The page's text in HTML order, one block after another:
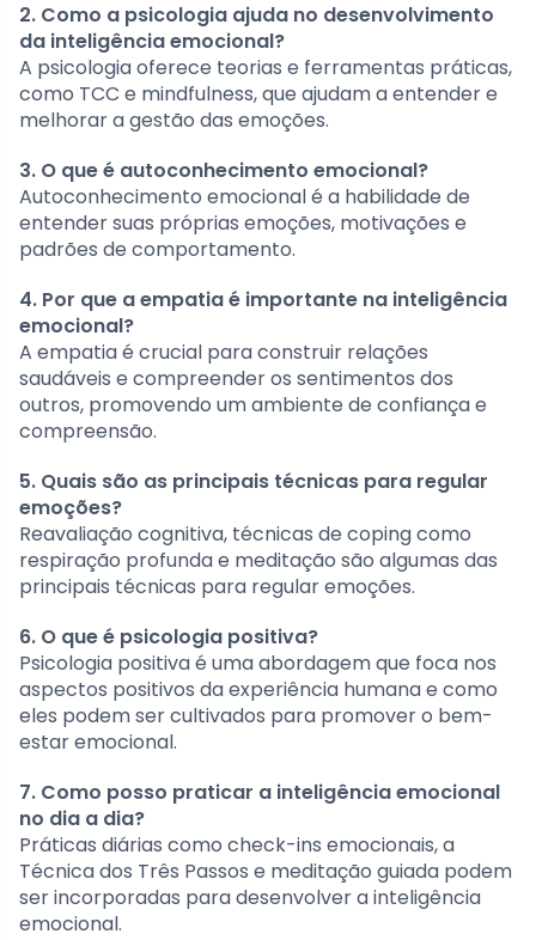
2. Como a psicologia ajuda no desenvolvimento
da inteligência emocional?
A psicologia oferece teorias e ferramentas práticas,
como TCC e mindfulness, que ajudam a entender e
melhorar a gestão das emoções.
3. O que é autoconhecimento emocional?
Autoconhecimento emocional é a habilidade de
entender suas próprias emoções, motivações e
padrões de comportamento.
4. Por que a empatia é importante na inteligência
emocional?
A empatia é crucial para construir relações
saudáveis e compreender os sentimentos dos
outros, promovendo um ambiente de confiança e
compreensão.
5. Quais são as principais técnicas para regular
emoções?
Reavaliação cognitiva, técnicas de coping como
respiração profunda e meditação são algumas das
principais técnicas para regular emoções.
6. O que é psicologia positiva?
Psicologia positiva é uma abordagem que foca nos
aspectos positivos da experiência humana e como
eles podem ser cultivados para promover o bem-
estar emocional.
7. Como posso praticar a inteligência emocional
no dia a dia?
Práticas diárias como check-ins emocionais, a
Técnica dos Três Passos e meditação guiada podem
ser incorporadas para desenvolver a inteligência
emocional.